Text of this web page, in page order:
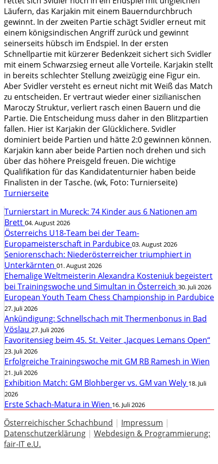
Läufern, das Karjakin mit einem Bauerndurchbruch
gewinnt. In der zweiten Partie schägt Svidler erneut mit
einem königsindischen Angriff zurück und gewinnt
seinerseits hübsch im Endspiel. In der ersten
Schnellpartie mit kürzerer Bedenkzeit sichert sich Svidler
mit einem Schwarzsieg erneut alle Vorteile. Karjakin stellt
in bereits schlechter Stellung zweizügig eine Figur ein.
Aber Svidler versteht es erneut nicht mit Weiß das Match
zu entscheiden. Er vertraut wieder einer sizilianischen
Maroczy Struktur, verliert rasch einen Bauern und die
Partie. Die Entscheidung muss daher in den Blitzpartien
fallen. Hier ist Karjakin der Glücklichere. Svidler
dominiert beide Partien und hätte 2:0 gewinnen können.
Karjakin kann aber beide Partien noch drehen und sich
über das höhere Preisgeld freuen. Die wichtige
Qualifikation für das Kandidatenturnier haben beide
Finalisten in der Tasche. (wk, Foto: Turnierseite)
Turnierseite
Turnierstart in Mureck: 74 Kinder aus 6 Nationen am
Brett 04. August 2026
Österreichs U18-Team bei der Team-
Europameisterschaft in Pardubice 03. August 2026
Seniorenschach: Niederösterreicher triumphiert in
Unterkärnten 01. August 2026
Ehemalige Weltmeisterin Alexandra Kosteniuk begeistert
bei Trainingswoche und Simultan in Österreich 30. Juli 2026
European Youth Team Chess Championship in Pardubice
27. Juli 2026
Ankündigung: Schnellschach mit Thermenbonus in Bad
Vöslau 27. Juli 2026
Favoritensieg beim 45. St. Veiter „Jacques Lemans Open“
23. Juli 2026
Erfolgreiche Trainingswoche mit GM RB Ramesh in Wien
21. Juli 2026
Exhibition Match: GM Blohberger vs. GM van Wely 18. Juli
2026
Erste Schach-Matura in Wien 16. Juli 2026
Österreichischer Schachbund | Impressum |
Datenschutzerklärung | Webdesign & Programmierung:
fair-IT e.U.